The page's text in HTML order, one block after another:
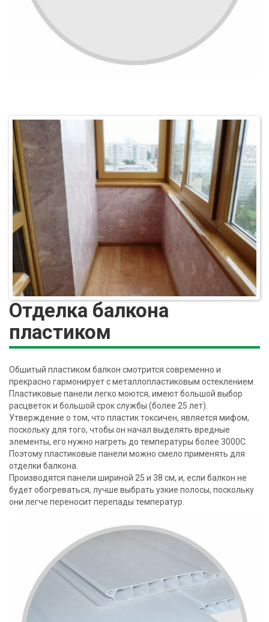
Отделка балкона
пластиком
Обшитый пластиком балкон смотрится современно и
прекрасно гармонирует с металлопластиковым остеклением.
Пластиковые панели легко моются, имеют большой выбор
расцветок и большой срок службы (более 25 лет).
Утверждение о том, что пластик токсичен, является мифом,
поскольку для того, чтобы он начал выделять вредные
элементы, его нужно нагреть до температуры более 3000C.
Поэтому пластиковые панели можно смело применять для
отделки балкона.
Производятся панели шириной 25 и 38 см, и, если балкон не
будет обогреваться, лучше выбрать узкие полосы, поскольку
они легче переносит перепады температур.